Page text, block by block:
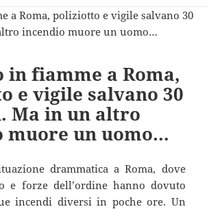
fiamme a Roma,
e vigile salvano 30
Ma in un altro
muore un uomo…
drammatica a Roma, dove
e forze dell’ordine hanno dovuto
incendi diversi in poche ore. Un